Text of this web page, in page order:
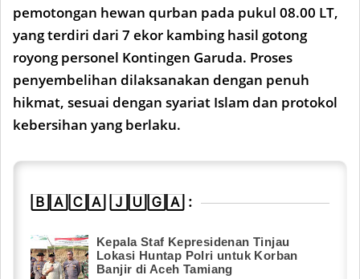
pemotongan hewan qurban pada pukul 08.00 LT,
yang terdiri dari 7 ekor kambing hasil gotong
royong personel Kontingen Garuda. Proses
penyembelihan dilaksanakan dengan penuh
hikmat, sesuai dengan syariat Islam dan protokol
kebersihan yang berlaku.
🄱🄰🄲🄰 🄹🅄🄶🄰 :
Kepala Staf Kepresidenan Tinjau
Lokasi Huntap Polri untuk Korban
Banjir di Aceh Tamiang